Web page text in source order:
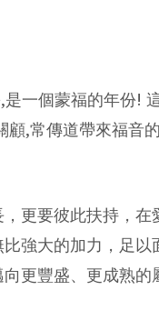
一個蒙福的年份!
顧,常傳道帶來福音
更要彼此扶持，
強大的加力，足
更豐盛、更成熟的